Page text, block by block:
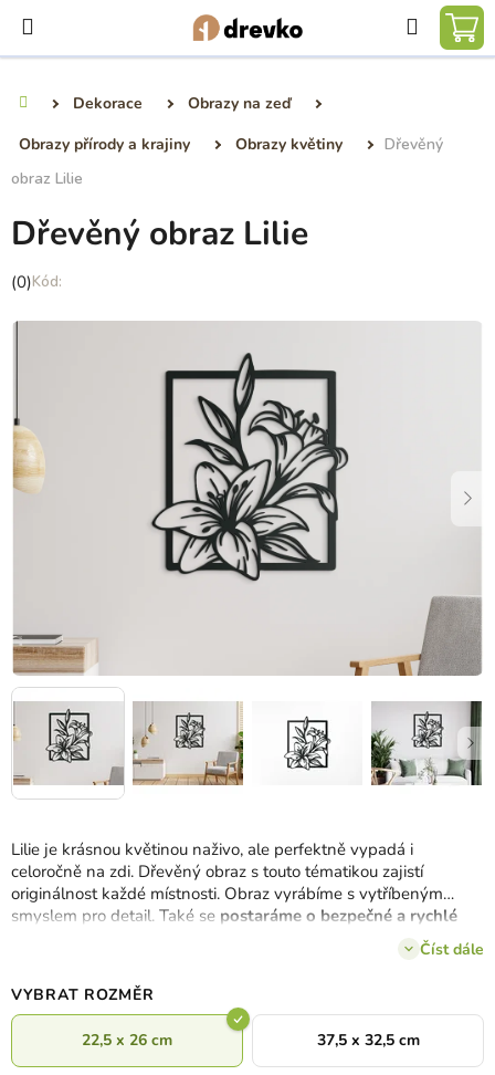
obsah
Hledat
Dekorace
Obrazy na zeď
Obrazy přírody a krajiny
Obrazy květiny
Dřevěný
obraz Lilie
Lilie je krásnou květinou naživo, ale perfektně vypadá i
celoročně na zdi. Dřevěný obraz s touto tématikou zajistí
originálnost každé místnosti. Obraz vyrábíme s vytříbeným
smyslem pro detail. Také se postaráme o bezpečné a rychlé
Číst dále
VYBRAT ROZMĚR
22,5 x 26 cm 37,5 x 32,5 cm
Dřevěný obraz Lilie
Průměrné
produktu
5
hvězdiček.
(0)